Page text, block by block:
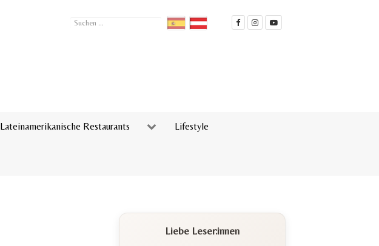
Suchen
Lateinamerikanische Restaurants Lifestyle
Liebe Leser:innen